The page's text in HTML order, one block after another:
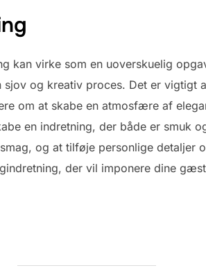
kan virke som en uoverskuelig
og kreativ proces. Det er vigtigt
om at skabe en atmosfære af
en indretning, der både er smuk
og at tilføje personlige detaljer
der vil imponere dine